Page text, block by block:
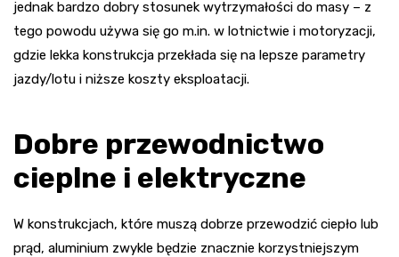
jednak bardzo dobry stosunek wytrzymałości do masy – z
tego powodu używa się go m.in. w lotnictwie i motoryzacji,
gdzie lekka konstrukcja przekłada się na lepsze parametry
jazdy/lotu i niższe koszty eksploatacji.
Dobre przewodnictwo
cieplne i elektryczne
W konstrukcjach, które muszą dobrze przewodzić ciepło lub
prąd, aluminium zwykle będzie znacznie korzystniejszym